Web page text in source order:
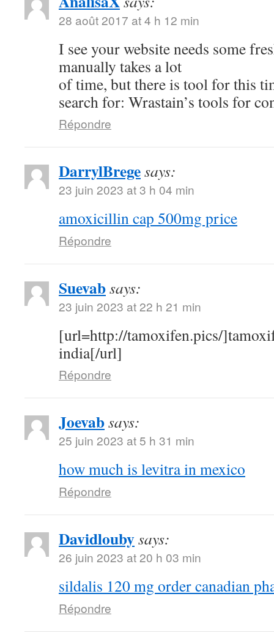
28 août 2017 at 4 h 12 min
I see your website needs some
manually takes a lot
of time, but there is tool for this
search for: Wrastain’s tools for
Répondre
DarrylBregesays:
23 juin 2023 at 3 h 04 min
amoxicillin cap 500mg price
Répondre
Suevabsays:
23 juin 2023 at 22 h 21 min
[url=http://tamoxifen.pics/
india[/url]
Répondre
Joevabsays:
25 juin 2023 at 5 h 31 min
how much is levitra in mexico
Répondre
Davidloubysays:
26 juin 2023 at 20 h 03 min
sildalis 120 mg order canadian
Répondre